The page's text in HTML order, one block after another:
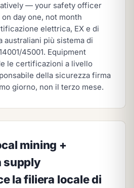
— your safety officer
day one, not month
elettrica, EX e di
australiani più sistema di
45001. Equipment
le certificazioni a livello
della sicurezza firma
giorno, non il terzo mese.
mining +
supply
la filiera locale di